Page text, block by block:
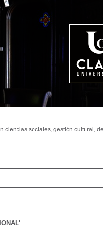
ciencias sociales, gestión cultural,